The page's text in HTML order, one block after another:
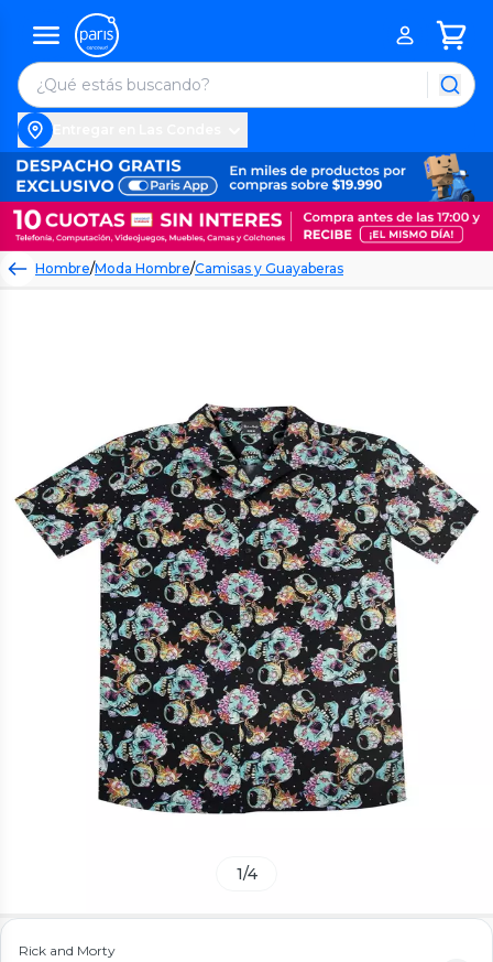
Hombre/Moda Hombre/Camisas y Guayaberas
1/4
Rick and Morty